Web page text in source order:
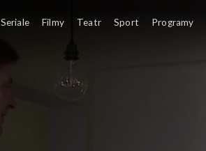
Seriale Filmy Teatr Sport Programy